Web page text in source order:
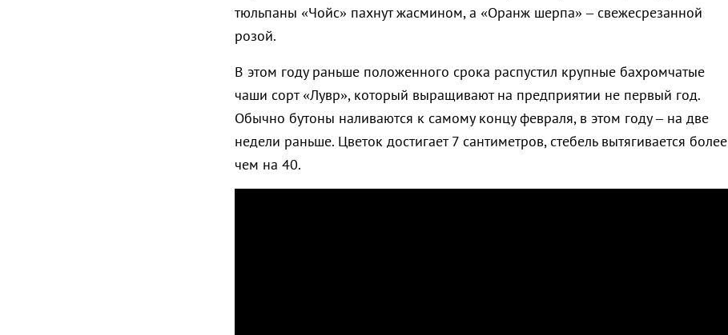
тюльпаны «Чойс» пахнут жасмином, а «Оранж шерпа» – свежесрезанной
розой.
В этом году раньше положенного срока распустил крупные бахромчатые
чаши сорт «Лувр», который выращивают на предприятии не первый год.
Обычно бутоны наливаются к самому концу февраля, в этом году – на две
недели раньше. Цветок достигает 7 сантиметров, стебель вытягивается более
чем на 40.